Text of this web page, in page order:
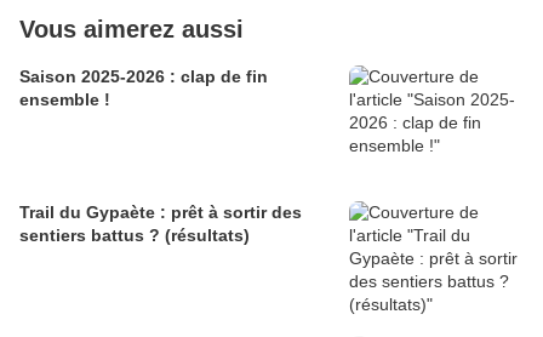
Vous aimerez aussi
Saison 2025-2026 : clap de fin
ensemble !
Trail du Gypaète : prêt à sortir des
sentiers battus ? (résultats)